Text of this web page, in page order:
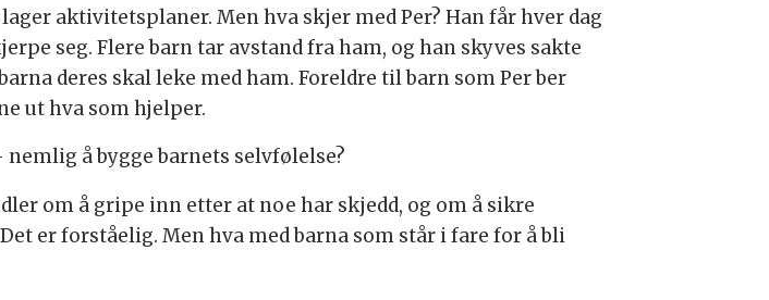
aktivitetsplaner. Men hva skjer med Per? Han får hver dag
seg. Flere barn tar avstand fra ham, og han skyves sakte
deres skal leke med ham. Foreldre til barn som Per ber
ut hva som hjelper.
å bygge barnets selvfølelse?
om å gripe inn etter at noe har skjedd, og om å sikre
er forståelig. Men hva med barna som står i fare for å bli